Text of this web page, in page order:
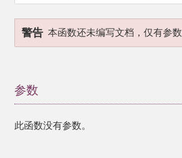
警告 本函数还未编写文档，仅有参数
参数
此函数没有参数。